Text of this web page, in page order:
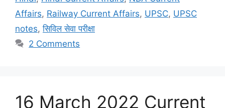
Affairs, Railway Current Affairs, UPSC, UPSC
notes,सिविल सेवा परीक्षा
2 Comments
16 March 2022 Current